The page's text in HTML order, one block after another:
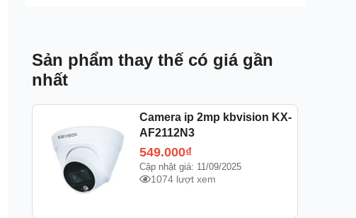
Sản phẩm thay thế có giá gần
nhất
Camera ip 2mp kbvision KX-
AF2112N3
549.000₫
Cập nhật giá: 11/09/2025
1074 lượt xem